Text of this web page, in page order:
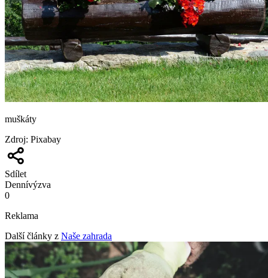
muškáty
Zdroj: Pixabay
Sdílet
Dennívýzva
0
Reklama
Další články z Naše zahrada